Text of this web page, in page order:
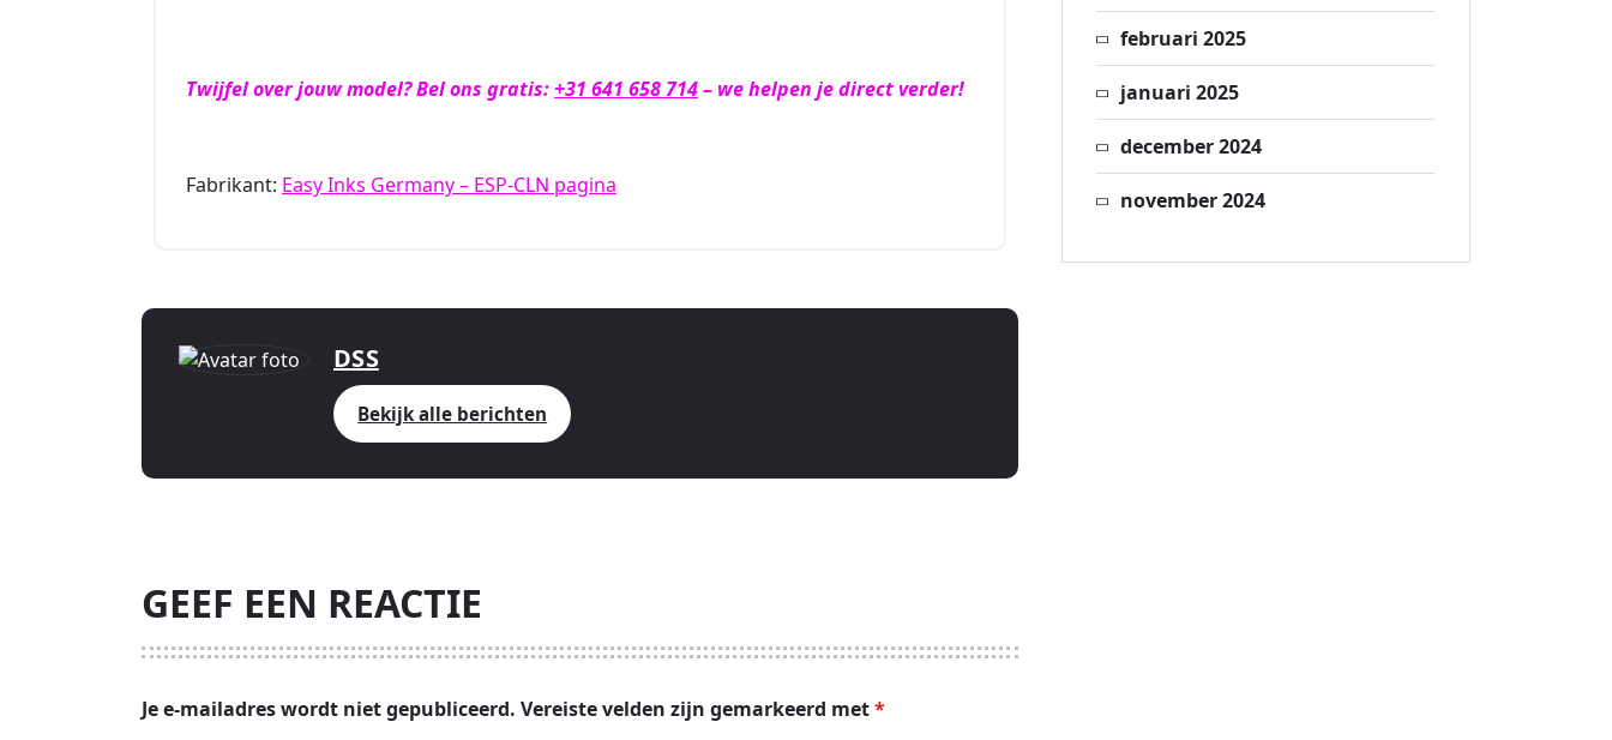
Twijfel over jouw model? Bel ons gratis:+31 641 658 714– we helpen je direct verder!
Fabrikant: Easy Inks Germany – ESP-CLN pagina
DSS
Bekijk alle berichten
GEEF EEN REACTIE
Je e-mailadres wordt niet gepubliceerd. Vereiste velden zijn gemarkeerd met*
februari 2025
januari 2025
december 2024
november 2024